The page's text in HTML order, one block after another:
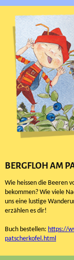
BERGFLOH AM
Wie heissen die Beeren
bekommen? Wie viele
uns eine lustige
erzählen es dir!
Buch bestellen: https://
patscherkofel.html